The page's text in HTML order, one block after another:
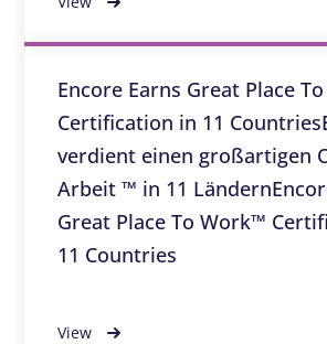
Encore Earns Great Place
Certification in 11
verdient einen großartigen
Arbeit ™ in 11
Great Place To Work™
11 Countries
View